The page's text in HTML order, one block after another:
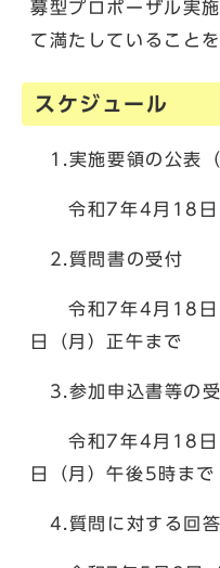
募型プロポーザル実
て満たしていること
スケジュール
1.実施要領の公表
令和7年4月18日
2.質問書
令和7年4月18日
日（月）正午まで
3.参加申込書
令和7年4月18日
日（月）午後5時まで
4.質問に対